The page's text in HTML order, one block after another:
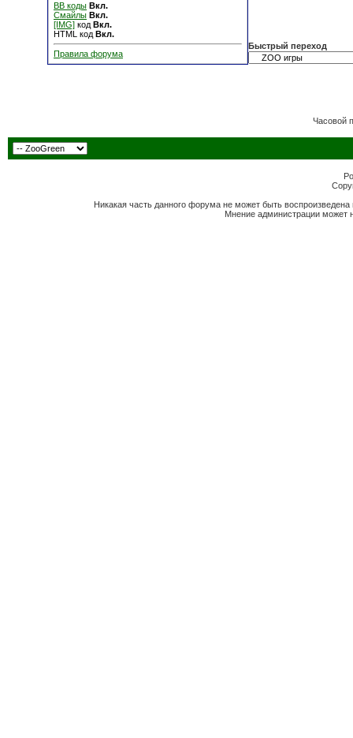
BB коды Вкл.
Смайлы Вкл.
[IMG] код Вкл.
HTML код Вкл.
Правила форума
Быстрый переход
Часовой
Никакая часть данного форума не может быть
Мнение администрации может